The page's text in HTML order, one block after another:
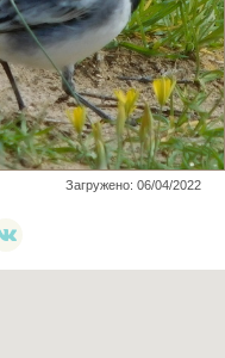
Загружено: 06/04/2022